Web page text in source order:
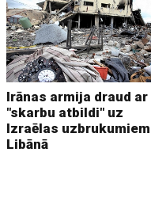
Irānas armija draud ar
"skarbu atbildi" uz
Izraēlas uzbrukumiem
Libānā